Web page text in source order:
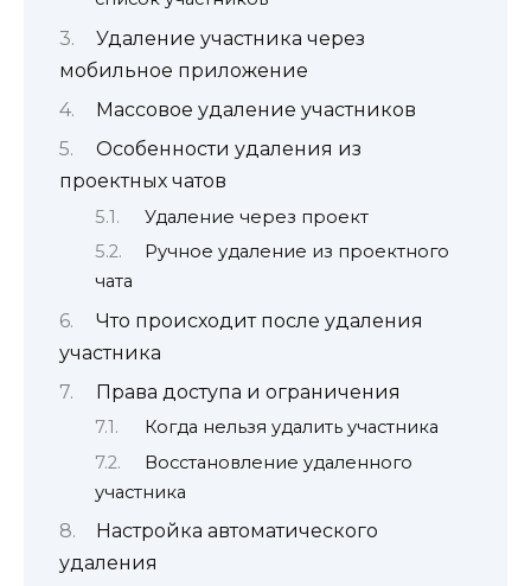
Удаление участника через
мобильное приложение
Массовое удаление участников
Особенности удаления из
проектных чатов
Удаление через проект
Ручное удаление из проектного
чата
Что происходит после удаления
участника
Права доступа и ограничения
Когда нельзя удалить участника
Восстановление удаленного
участника
Настройка автоматического
удаления